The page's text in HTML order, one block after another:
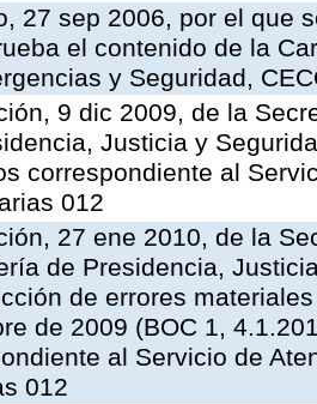
27 sep 2006, por el que
el contenido de la
y Seguridad,
9 dic 2009, de la
Justicia y
correspondiente al
012
27 ene 2010, de la
de Presidencia,
de errores
de 2009 (BOC 1,
al Servicio de
012